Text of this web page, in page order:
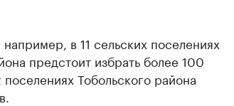
в 11 сельских поселениях
предстоит избрать более 100
Тобольского района